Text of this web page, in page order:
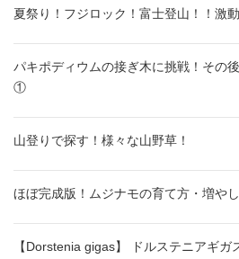
夏祭り！フジロック！富士登山！！激
パキポディウムの接ぎ木に挑戦！その
①
山登りで探す！様々な山野草！
ほぼ完成版！ムジナモの育て方・増や
【Dorstenia gigas】 ドルステニアギ